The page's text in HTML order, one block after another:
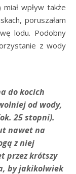
wpływ także
poruszałam
lodu. Podobny
z wody
do kocich
od wody,
25 stopni).
nawet na
z niej
przez krótszy
by jakikolwiek